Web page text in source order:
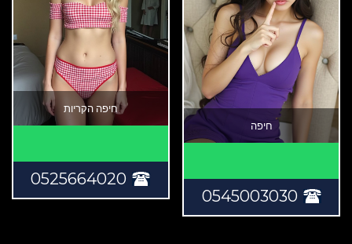
חיפה
0545003030
חיפה הקריות
0525664020